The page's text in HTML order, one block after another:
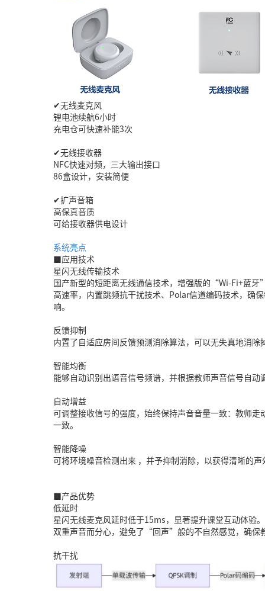
✔无线麦克风
锂电池续航6小时
充电仓可快速补能3次
✔无线接收器
NFC快速对频，三大输出接口
86盒设计，安装简便
✔扩声音箱
高保真音质
可给接收器供电设计
系统亮点
■应用技术
星闪无线传输技术
国产新型的短距离无线通信技术，增强版的“Wi-Fi+蓝
高速率，内置跳频抗干扰技术、Polar信道编码技术，确
响。
反馈抑制
内置了自适应房间反馈预测消除算法，可以无失真地消
智能均衡
能够自动识别出语音信号频谱，并根据教师声音信号自动
自动增益
可调整接收信号的强度，始终保持声音音量一致：教师
一致。
智能降噪
可将环境噪音检测出来 ，并予抑制消除，以获得清晰的
■产品优势
低延时
星闪无线麦克风延时低于15ms，显著提升课堂互动体验
双重声音而分心，避免了“回声”般的不自然感觉，确保
抗干扰